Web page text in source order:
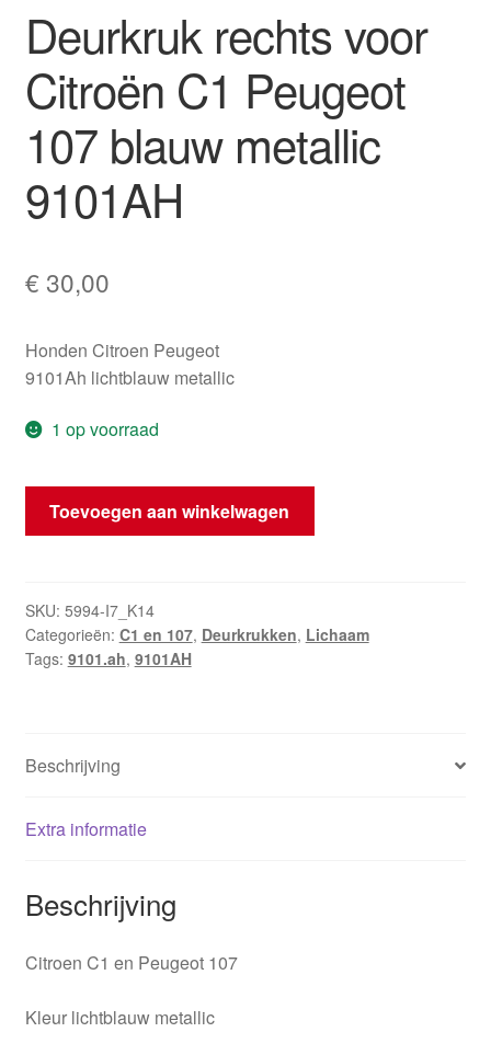
Wereldwijde verzending
Winkelwagen
Deurkruk rechts voor
Citroën C1 Peugeot
107 blauw metallic
9101AH
€ 30,00
Honden Citroen Peugeot
9101Ah lichtblauw metallic
1 op voorraad
Deurkruk
rechts
C1
Peugeot
107
hoeveelheid
Toevoegen aan winkelwagen
SKU: 5994-I7_K14
Categorieën: C1 en 107, Deurkrukken, Lichaam
Tags: 9101.ah, 9101AH
Beschrijving
Extra informatie
Beschrijving
Citroen C1 en Peugeot 107
Kleur lichtblauw metallic